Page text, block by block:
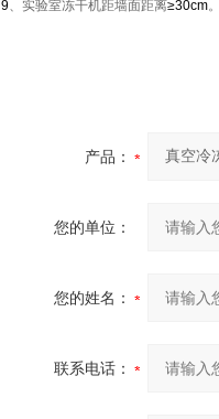
9、实验室冻干机距墙面距离≥30cm
产品：
您的单位：
您的姓名：
联系电话：